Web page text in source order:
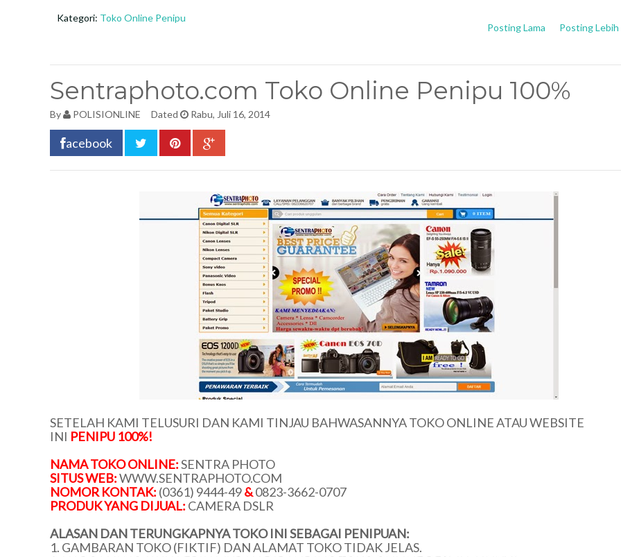
Kategori: Toko Online Penipu
Posting Lebih
Posting Lama
Sentraphoto.com Toko Online Penipu 100%
By POLISIONLINE Dated Rabu, Juli 16, 2014
acebook
SETELAH KAMI TELUSURI DAN KAMI TINJAU BAHWASANNYA TOKO ONLINE ATAU WEBSITE
INI PENIPU 100%!
NAMA TOKO ONLINE:SENTRA PHOTO
SITUS WEB:WWW.SENTRAPHOTO.COM
NOMOR KONTAK: (0361) 9444-49&0823-3662-0707
PRODUK YANG DIJUAL: CAMERA DSLR
ALASAN DAN TERUNGKAPNYA TOKO INI SEBAGAI PENIPUAN:
1. GAMBARAN TOKO (FIKTIF) DAN ALAMAT TOKO TIDAK JELAS.